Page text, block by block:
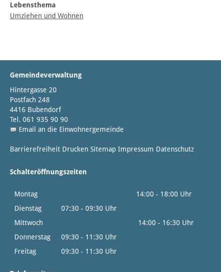
Lebensthema
Umziehen und Wohnen
Gemeindeverwaltung
Hintergasse 20
Postfach 248
4416 Bubendorf
Tel. 061 935 90 90
Email an die Einwohnergemeinde
Barrierefreiheit Drucken Sitemap Impressum Datenschutz
Schalteröffnungszeiten
Montag
14:00 - 18:00 Uhr
Dienstag
07:30 - 09:30 Uhr
Mittwoch
14:00 - 16:30 Uhr
Donnerstag
09:30 - 11:30 Uhr
Freitag
09:30 - 11:30 Uhr